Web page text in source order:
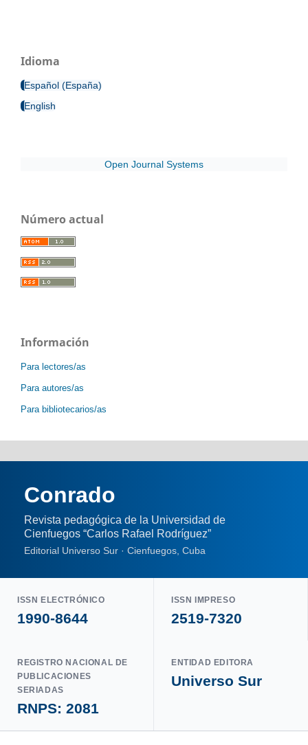
Idioma
Español (España)
English
Open Journal Systems
Número actual
Información
Para lectores/as
Para autores/as
Para bibliotecarios/as
Conrado
Revista pedagógica de la Universidad de
Cienfuegos “Carlos Rafael Rodríguez”
Editorial Universo Sur · Cienfuegos, Cuba
ISSN ELECTRÓNICO
1990-8644
ISSN IMPRESO
2519-7320
REGISTRO NACIONAL DE
PUBLICACIONES
SERIADAS
RNPS: 2081
ENTIDAD EDITORA
Universo Sur